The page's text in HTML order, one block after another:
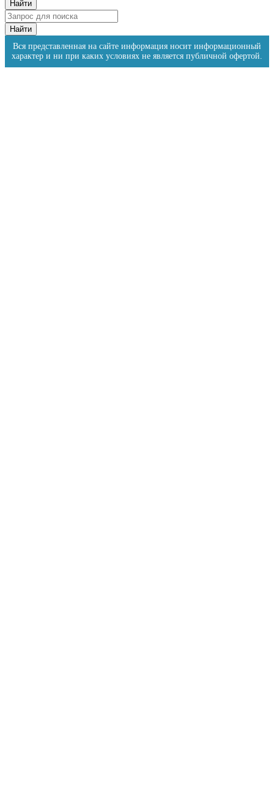
Вся представленная на сайте информация носит информационный
характер и ни при каких условиях не является публичной офертой.